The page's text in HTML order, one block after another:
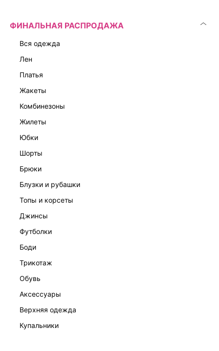
ФИНАЛЬНАЯ РАСПРОДАЖА
вся одежда
лен
платья
жакеты
комбинезоны
жилеты
юбки
шорты
брюки
блузки и рубашки
топы и корсеты
джинсы
футболки
боди
трикотаж
обувь
аксессуары
верхняя одежда
купальники
ПЛАТОК ИЗ ХЛОПКА С ВЫШИВКОЙ
3 599 ₽
4 999 ₽-20%3 999 ₽